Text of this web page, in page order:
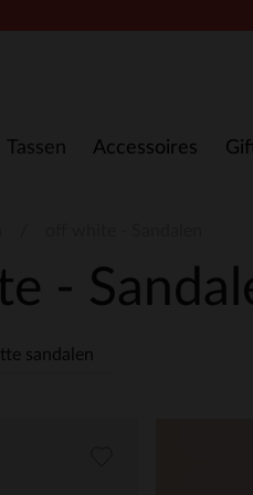
Tassen Accessoires
-
sandalen